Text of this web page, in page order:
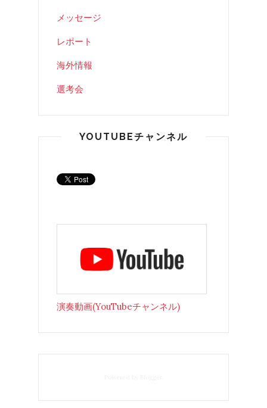
メッセージ
レポート
海外情報
選考会
YOUTUBEチャンネル
演奏動画(YouTubeチャンネル)